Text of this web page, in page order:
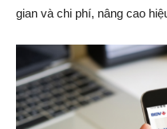
gian và chi phí, nâng cao